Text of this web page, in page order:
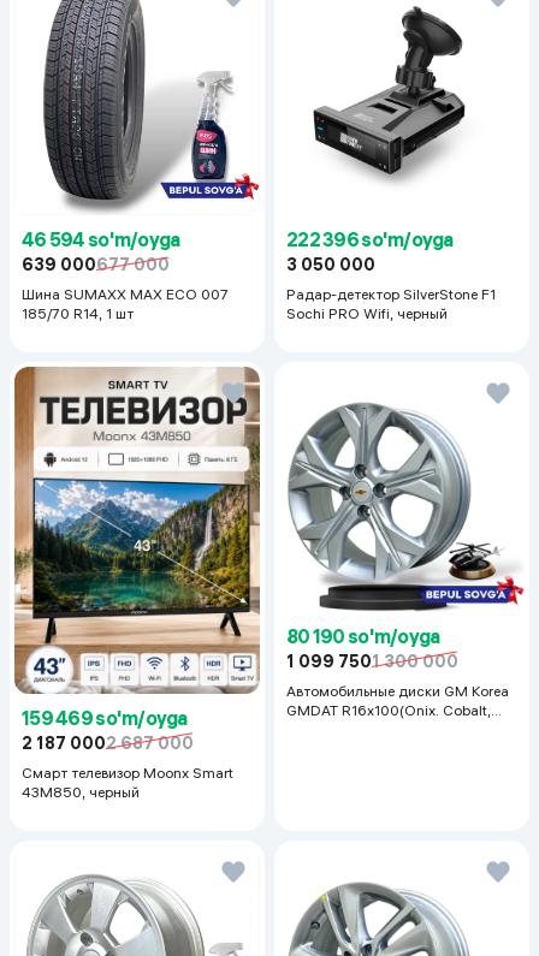
46 594 so'm/oyga
639 000677 000
Шина SUMAXX MAX ECO 007
185/70 R14, 1 шт
222 396 so'm/oyga
3 050 000
Радар-детектор SilverStone F1
Sochi PRO Wifi, черный
159 469 so'm/oyga
2 187 0002 687 000
Смарт телевизор Moonx Smart
43M850, черный
80 190 so'm/oyga
1 099 7501 300 000
Автомобильные диски GM Korea
GMDAT R16x100(Onix. Cobalt,